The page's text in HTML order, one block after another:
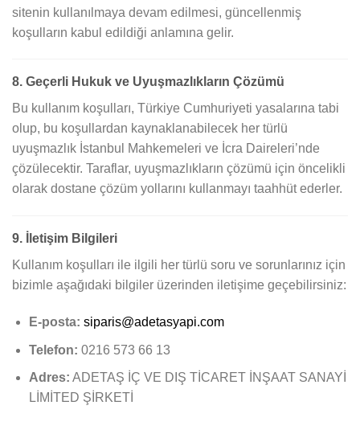
sitenin kullanılmaya devam edilmesi, güncellenmiş
koşulların kabul edildiği anlamına gelir.
8. Geçerli Hukuk ve Uyuşmazlıkların Çözümü
Bu kullanım koşulları, Türkiye Cumhuriyeti yasalarına tabi
olup, bu koşullardan kaynaklanabilecek her türlü
uyuşmazlık İstanbul Mahkemeleri ve İcra Daireleri’nde
çözülecektir. Taraflar, uyuşmazlıkların çözümü için öncelikli
olarak dostane çözüm yollarını kullanmayı taahhüt ederler.
9. İletişim Bilgileri
Kullanım koşulları ile ilgili her türlü soru ve sorunlarınız için
bizimle aşağıdaki bilgiler üzerinden iletişime geçebilirsiniz:
E-posta: siparis@adetasyapi.com
Telefon: 0216 573 66 13
Adres: ADETAŞ İÇ VE DIŞ TİCARET İNŞAAT SANAYİ
LİMİTED ŞİRKETİ